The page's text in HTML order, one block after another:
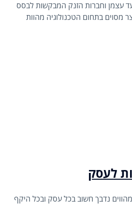
עצמן וחברות הזנק המבקשות לבסס
מסוים בתחום הטכנולוגיה מהוות
לעסק
נדבך חשוב בכל עסק ובכל היקף